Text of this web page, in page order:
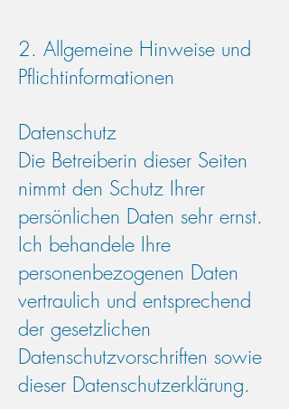
2. Allgemeine Hinweise und
Pflichtinformationen
Datenschutz
Die Betreiberin dieser Seiten
nimmt den Schutz Ihrer
persönlichen Daten sehr ernst.
Ich behandele Ihre
personenbezogenen Daten
vertraulich und entsprechend
der gesetzlichen
Datenschutzvorschriften sowie
dieser Datenschutzerklärung.